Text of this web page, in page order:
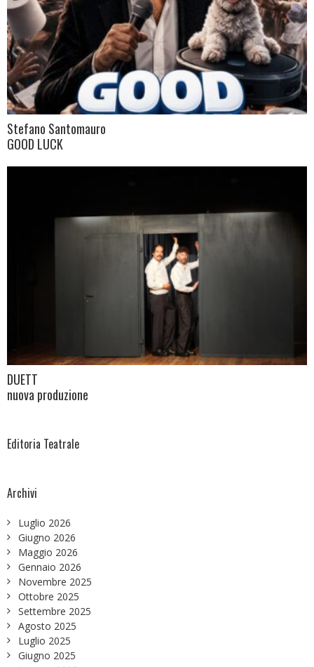
Stefano Santomauro
GOOD LUCK
DUETT
nuova produzione
Editoria Teatrale
Archivi
Luglio 2026
Giugno 2026
Maggio 2026
Gennaio 2026
Novembre 2025
Ottobre 2025
Settembre 2025
Agosto 2025
Luglio 2025
Giugno 2025